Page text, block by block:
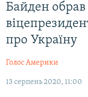
матеріалу
Перейти
до
основної
Перейти
до
ВІДЕО ТА ФОТО
ПОЛІТИКА
ІНТЕРВ'Ю
Байден
про Україну
Голос Америки
13 серпень 2020, 11:00